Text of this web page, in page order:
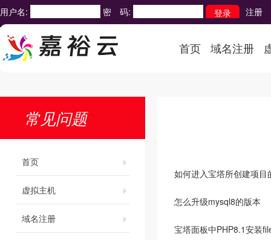
用户名: 密 码: 注册
首页 域名注册
常见问题
首页
虚拟主机
域名注册
如何进入宝塔所创建项目
怎么升级mysql8的版本
宝塔面板中PHP8.1安装